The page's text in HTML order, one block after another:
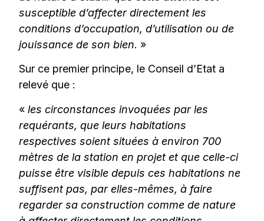
susceptible d’affecter directement les
conditions d’occupation, d’utilisation ou de
jouissance de son bien. »
Sur ce premier principe, le Conseil d’Etat a
relevé que :
«les circonstances invoquées par les
requérants, que leurs habitations
respectives soient situées à environ 700
mètres de la station en projet et que celle-ci
puisse être visible depuis ces habitations ne
suffisent pas, par elles-mêmes, à faire
regarder sa construction comme de nature